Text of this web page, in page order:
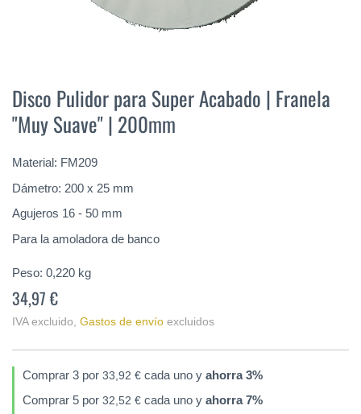
comienzo
de
la
de
imágenes
Disco Pulidor para Super Acabado | Franela
"Muy Suave" | 200mm
Material: FM209
Dámetro: 200 x 25 mm
Agujeros 16 - 50 mm
Para la amoladora de banco
Peso: 0,220 kg
34,97 €
IVA excluido Gastos de envío excluidos
Comprar 3 por 33,92 € cada uno y ahorra3%
Comprar 5 por 32,52 € cada uno y ahorra7%